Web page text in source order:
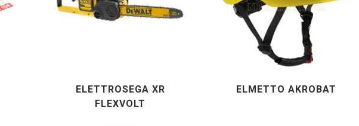
ELETTROSEGA XR
FLEXVOLT
ELMETTO AKROBAT